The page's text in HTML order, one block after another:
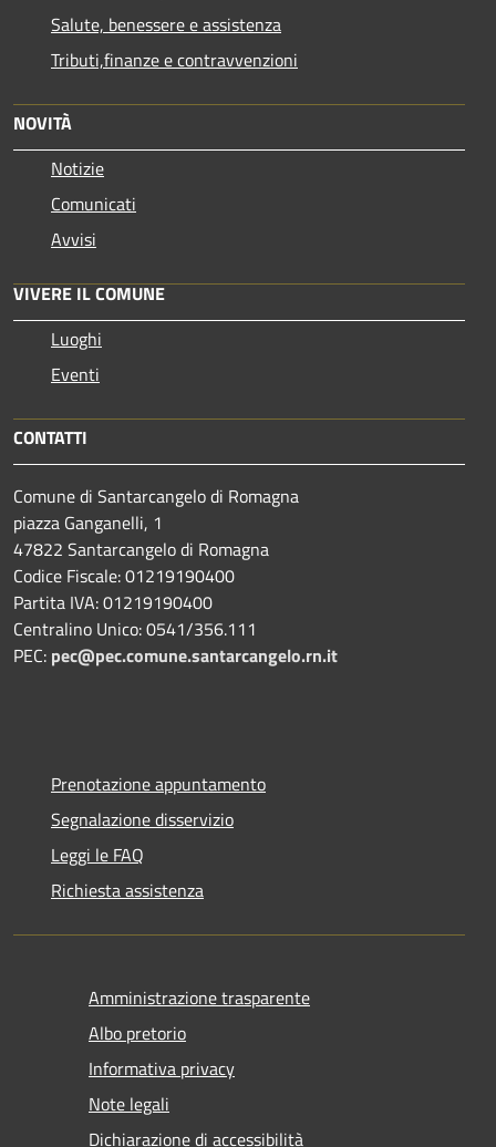
Salute, benessere e assistenza
Tributi,finanze e contravvenzioni
NOVITÀ
Notizie
Comunicati
Avvisi
VIVERE IL COMUNE
Luoghi
Eventi
CONTATTI
Comune di Santarcangelo di Romagna
piazza Ganganelli, 1
47822 Santarcangelo di Romagna
Codice Fiscale: 01219190400
Partita IVA: 01219190400
Centralino Unico: 0541/356.111
PEC: pec@pec.comune.santarcangelo.rn.it
Prenotazione appuntamento
Segnalazione disservizio
Leggi le FAQ
Richiesta assistenza
Amministrazione trasparente
Albo pretorio
Informativa privacy
Note legali
Dichiarazione di accessibilità